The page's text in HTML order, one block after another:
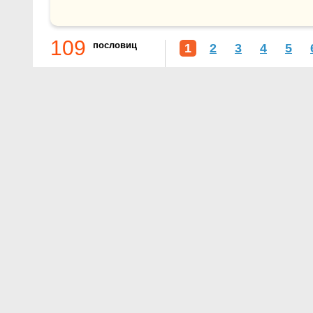
109 пословиц 1 2 3 4 5